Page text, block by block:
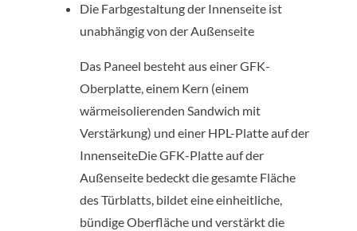
Die Farbgestaltung der Innenseite ist
unabhängig von der Außenseite
Das Paneel besteht aus einer GFK-
Oberplatte, einem Kern (einem
wärmeisolierenden Sandwich mit
Verstärkung) und einer HPL-Platte auf der
InnenseiteDie GFK-Platte auf der
Außenseite bedeckt die gesamte Fläche
des Türblatts, bildet eine einheitliche,
bündige Oberfläche und verstärkt die